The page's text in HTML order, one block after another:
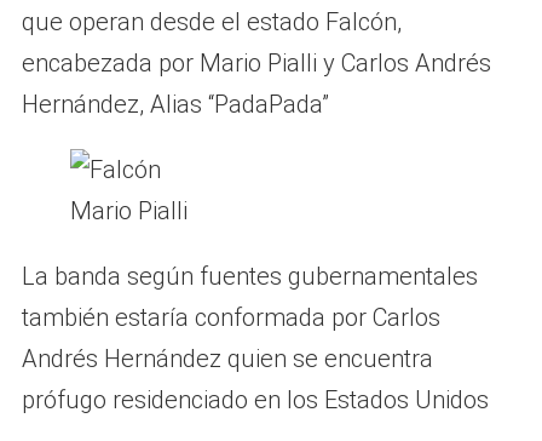
que operan desde el estado Falcón,
encabezada por Mario Pialli y Carlos Andrés
Hernández, Alias “PadaPada”
Mario Pialli
La banda según fuentes gubernamentales
también estaría conformada por Carlos
Andrés Hernández quien se encuentra
prófugo residenciado en los Estados Unidos